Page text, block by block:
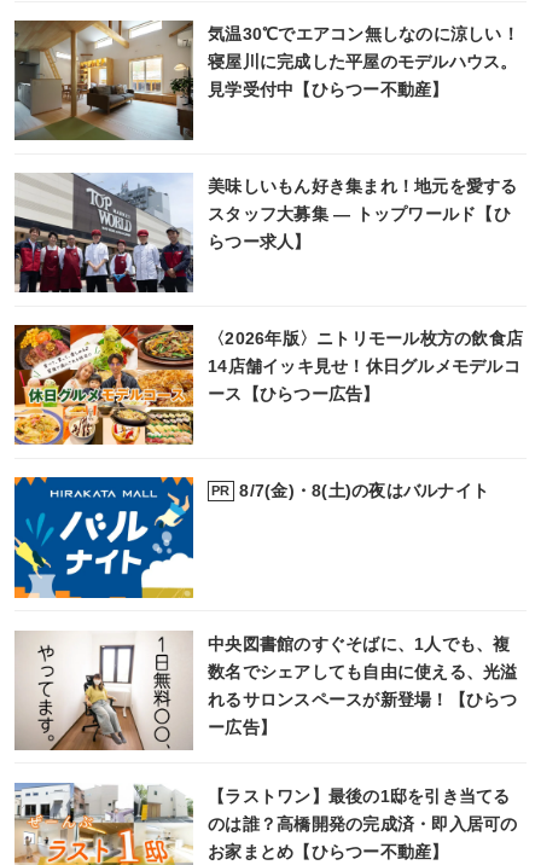
気温30℃でエアコン無しなのに涼しい！
寝屋川に完成した平屋のモデルハウス。
見学受付中【ひらつー不動産】
美味しいもん好き集まれ！地元を愛する
スタッフ大募集 ― トップワールド【ひ
らつー求人】
〈2026年版〉ニトリモール枚方の飲食店
14店舗イッキ見せ！休日グルメモデルコ
ース【ひらつー広告】
PR 8/7(金)・8(土)の夜はバルナイト
中央図書館のすぐそばに、1人でも、複
数名でシェアしても自由に使える、光溢
れるサロンスペースが新登場！【ひらつ
ー広告】
【ラストワン】最後の1邸を引き当てる
のは誰？高橋開発の完成済・即入居可の
お家まとめ【ひらつー不動産】